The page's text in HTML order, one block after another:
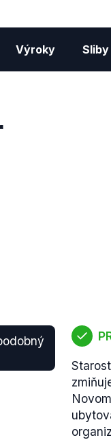
Výroky Sliby